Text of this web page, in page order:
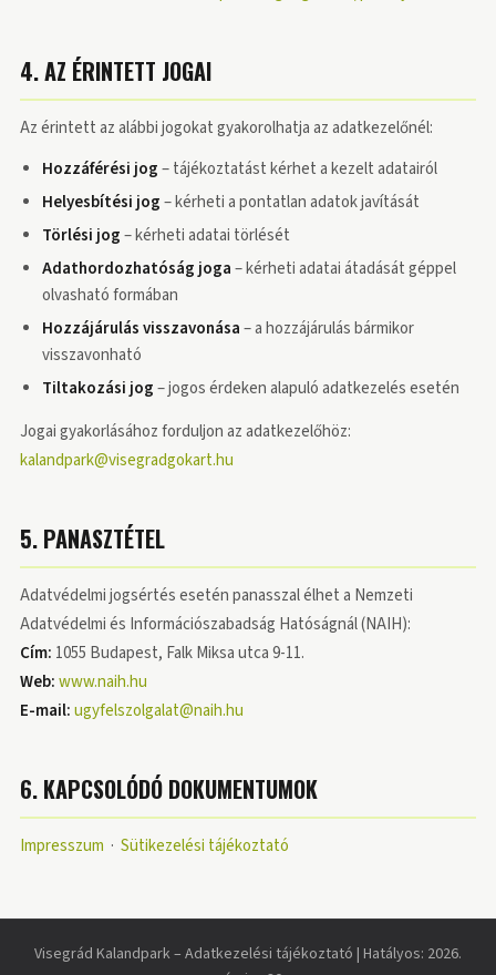
4. AZ ÉRINTETT JOGAI
Az érintett az alábbi jogokat gyakorolhatja az adatkezelőnél:
Hozzáférési jog– tájékoztatást kérhet a kezelt adatairól
Helyesbítési jog– kérheti a pontatlan adatok javítását
Törlési jog– kérheti adatai törlését
Adathordozhatóság joga– kérheti adatai átadását géppel
olvasható formában
Hozzájárulás visszavonása– a hozzájárulás bármikor
visszavonható
Tiltakozási jog– jogos érdeken alapuló adatkezelés esetén
Jogai gyakorlásához forduljon az adatkezelőhöz:
kalandpark@visegradgokart.hu
5. PANASZTÉTEL
Adatvédelmi jogsértés esetén panasszal élhet a Nemzeti
Adatvédelmi és Információszabadság Hatóságnál (NAIH):
Cím: 1055 Budapest, Falk Miksa utca 9-11.
Web:www.naih.hu
E-mail:ugyfelszolgalat@naih.hu
6. KAPCSOLÓDÓ DOKUMENTUMOK
Impresszum · Sütikezelési tájékoztató
Visegrád Kalandpark – Adatkezelési tájékoztató | Hatályos: 2026.